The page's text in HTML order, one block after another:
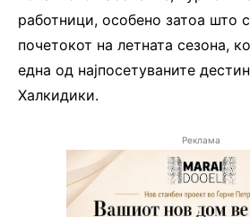
работници, особено затоа што
почетокот на летната сезона,
една од најпосетуваните
Халкидики.
Реклама